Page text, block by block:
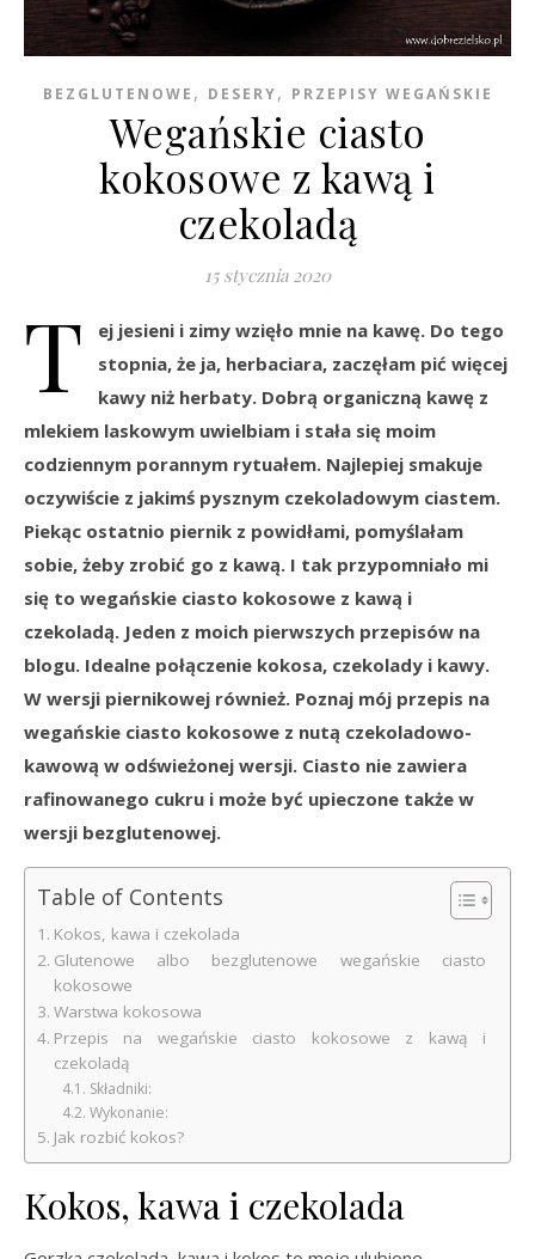
BEZGLUTENOWE , DESERY, PRZEPISY WEGAŃSKIE
Wegańskie ciasto
kokosowe z kawą i
czekoladą
15 stycznia 2020
T
ej jesieni i zimy wzięło mnie na kawę. Do tego
stopnia, że ja, herbaciara, zaczęłam pić więcej
kawy niż herbaty. Dobrą organiczną kawę z
mlekiem laskowym uwielbiam i stała się moim
codziennym porannym rytuałem. Najlepiej smakuje
oczywiście z jakimś pysznym czekoladowym ciastem.
Piekąc ostatnio piernik z powidłami, pomyślałam
sobie, żeby zrobić go z kawą. I tak przypomniało mi
się to wegańskie ciasto kokosowe z kawą i
czekoladą. Jeden z moich pierwszych przepisów na
blogu. Idealne połączenie kokosa, czekolady i kawy.
W wersji piernikowej również. Poznaj mój przepis na
wegańskie ciasto kokosowe z nutą czekoladowo-
kawową w odświeżonej wersji. Ciasto nie zawiera
rafinowanego cukru i może być upieczone także w
wersji bezglutenowej.
Table of Contents
Kokos, kawa i czekolada
Glutenowe albo bezglutenowe wegańskie ciasto
kokosowe
Warstwa kokosowa
Przepis na wegańskie ciasto kokosowe z kawą i
czekoladą
Składniki:
Wykonanie:
Jak rozbić kokos?
Kokos, kawa i czekolada